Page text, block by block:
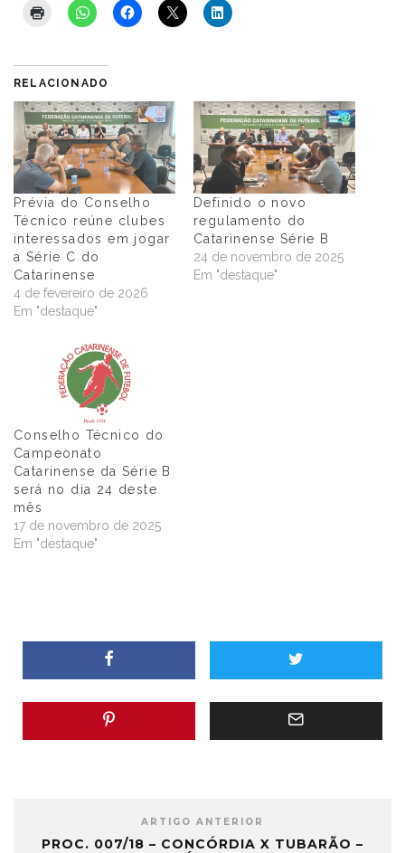
RELACIONADO
Prévia do Conselho
Técnico reúne clubes
interessados em jogar
a Série C do
Catarinense
4 de fevereiro de 2026
Em "destaque"
Definido o novo
regulamento do
Catarinense Série B
24 de novembro de 2025
Em "destaque"
Conselho Técnico do
Campeonato
Catarinense da Série B
será no dia 24 deste
mês
17 de novembro de 2025
Em "destaque"
ARTIGO ANTERIOR
PROC. 007/18 – CONCÓRDIA X TUBARÃO –